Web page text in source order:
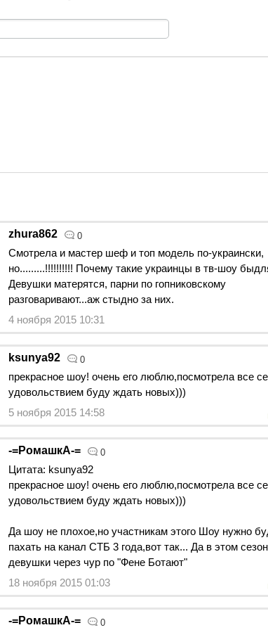
zhura862 0
Смотрела и мастер шеф и топ модель по-украински,
но.........!!!!!!!!!! Почему такие украинцы в тв-шоу
Девушки матерятся, парни по гопниковскому
разговаривают...аж стыдно за них.
4 ноября 2015 10:31
ksunya92 0
прекрасное шоу! очень его люблю,посмотрела все
удовольствием буду ждать новых)))
5 ноября 2015 14:58
-=РомашкА-= 0
Цитата: ksunya92
прекрасное шоу! очень его люблю,посмотрела все
удовольствием буду ждать новых)))
Да шоу не плохое,но участникам этого Шоу нужно
пахать на канал СТБ 3 года,вот так... Да в этом
девушки через чур по "Фене Ботают"
18 ноября 2015 01:03
-=РомашкА-= 0